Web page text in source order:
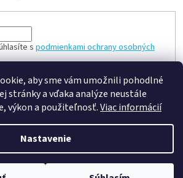
aby sme vám umožnili pohodlné
stránky a vďaka analýze neustále
výkon a použiteľnosť.Viac informácií
Nastavenie
s podmienkami ochrany osobných
a česká hračka - mileobchod.sk.